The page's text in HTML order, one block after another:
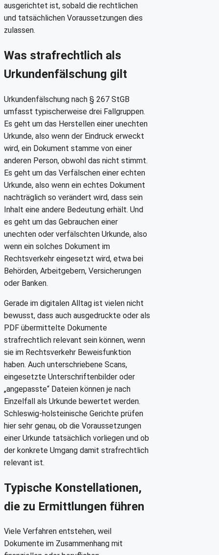
ausgerichtet ist, sobald die rechtlichen
und tatsächlichen Voraussetzungen dies
zulassen.
Was strafrechtlich als
Urkundenfälschung gilt
Urkundenfälschung nach § 267 StGB
umfasst typischerweise drei Fallgruppen.
Es geht um das Herstellen einer unechten
Urkunde, also wenn der Eindruck erweckt
wird, ein Dokument stamme von einer
anderen Person, obwohl das nicht stimmt.
Es geht um das Verfälschen einer echten
Urkunde, also wenn ein echtes Dokument
nachträglich so verändert wird, dass sein
Inhalt eine andere Bedeutung erhält. Und
es geht um das Gebrauchen einer
unechten oder verfälschten Urkunde, also
wenn ein solches Dokument im
Rechtsverkehr eingesetzt wird, etwa bei
Behörden, Arbeitgebern, Versicherungen
oder Banken.
Gerade im digitalen Alltag ist vielen nicht
bewusst, dass auch ausgedruckte oder als
PDF übermittelte Dokumente
strafrechtlich relevant sein können, wenn
sie im Rechtsverkehr Beweisfunktion
haben. Auch unterschriebene Scans,
eingesetzte Unterschriftenbilder oder
„angepasste“ Dateien können je nach
Einzelfall als Urkunde bewertet werden.
Schleswig-holsteinische Gerichte prüfen
hier sehr genau, ob die Voraussetzungen
einer Urkunde tatsächlich vorliegen und ob
der konkrete Umgang damit strafrechtlich
relevant ist.
Typische Konstellationen,
die zu Ermittlungen führen
Viele Verfahren entstehen, weil
Dokumente im Zusammenhang mit